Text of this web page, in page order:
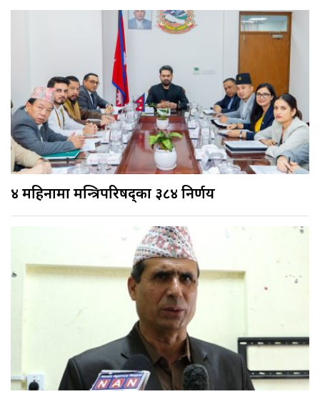
४ महिनामा मन्त्रिपरिषद्का ३८४ निर्णय